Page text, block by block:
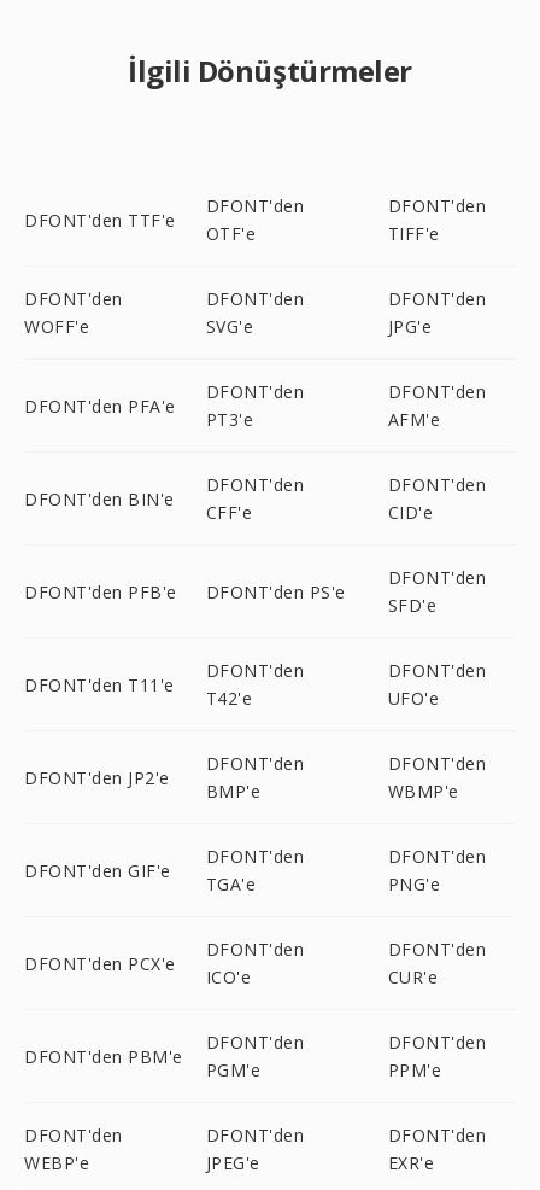
İlgili Dönüştürmeler
DFONT'den TTF'e
DFONT'den
OTF'e
DFONT'den
TIFF'e
DFONT'den
WOFF'e
DFONT'den
SVG'e
DFONT'den
JPG'e
DFONT'den PFA'e
DFONT'den
PT3'e
DFONT'den
AFM'e
DFONT'den BIN'e
DFONT'den
CFF'e
DFONT'den
CID'e
DFONT'den PFB'e DFONT'den PS'e
DFONT'den
SFD'e
DFONT'den T11'e
DFONT'den
T42'e
DFONT'den
UFO'e
DFONT'den JP2'e
DFONT'den
BMP'e
DFONT'den
WBMP'e
DFONT'den GIF'e
DFONT'den
TGA'e
DFONT'den
PNG'e
DFONT'den PCX'e
DFONT'den
ICO'e
DFONT'den
CUR'e
DFONT'den PBM'e
DFONT'den
PGM'e
DFONT'den
PPM'e
DFONT'den
WEBP'e
DFONT'den
JPEG'e
DFONT'den
EXR'e